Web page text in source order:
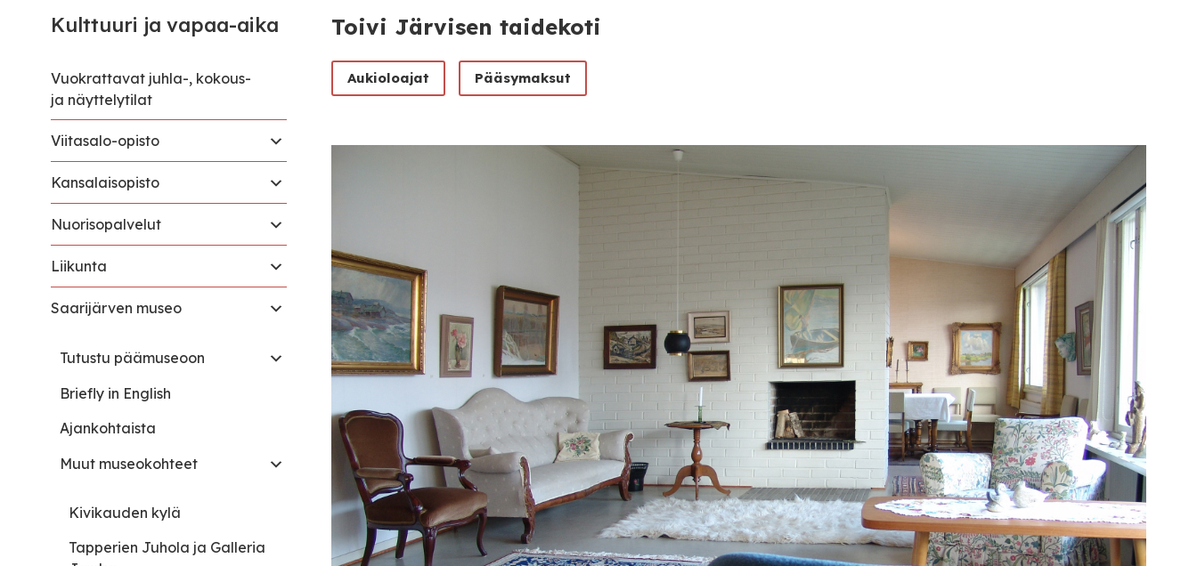
Kulttuuri ja vapaa-aika
Vuokrattavat juhla-, kokous-
ja näyttelytilat
Viitasalo-opisto
Kansalaisopisto
Nuorisopalvelut
Liikunta
Saarijärven museo
Tutustu päämuseoon
Briefly in English
Ajankohtaista
Muut museokohteet
Kivikauden kylä
Tapperien Juhola ja Galleria
Toivi Järvisen taidekoti
Aukioloajat Pääsymaksut